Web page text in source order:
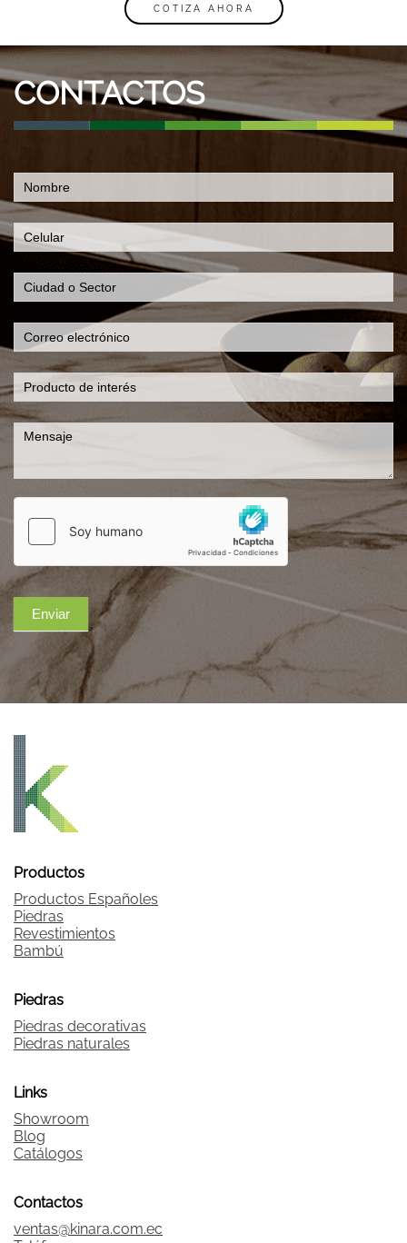
COTIZA AHORA
CONTACTOS
Enviar
Productos
Productos Españoles
Piedras
Revestimientos
Bambú
Piedras
Piedras decorativas
Piedras naturales
Links
Showroom
Blog
Catálogos
Contactos
ventas@kinara.com.ec